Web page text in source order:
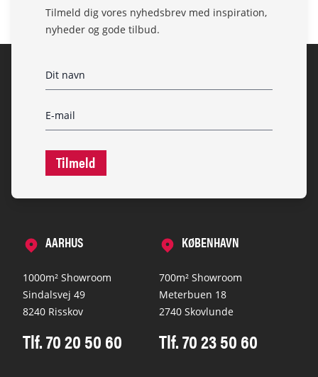
Tilmeld dig vores nyhedsbrev med inspiration,
nyheder og gode tilbud.
Tilmeld
AARHUS
1000m² Showroom
Sindalsvej 49
8240 Risskov
Tlf. 70 20 50 60
KØBENHAVN
700m² Showroom
Meterbuen 18
2740 Skovlunde
Tlf. 70 23 50 60